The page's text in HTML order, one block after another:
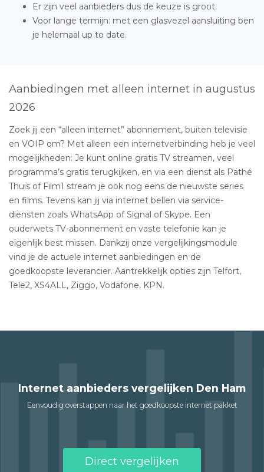
Er zijn veel aanbieders dus de keuze is groot.
Voor lange termijn: met een glasvezel aansluiting ben
je helemaal up to date.
Aanbiedingen met alleen internet in augustus
2026
Zoek jij een “alleen internet” abonnement, buiten televisie
en VOIP om? Met alleen een internetverbinding heb je veel
mogelijkheden: Je kunt online gratis TV streamen, veel
programma’s gratis terugkijken, en via een dienst als Pathé
Thuis of Film1 stream je ook nog eens de nieuwste series
en films. Tevens kan jij via internet bellen via service-
diensten zoals WhatsApp of Signal of Skype. Een
ouderwets TV-abonnement en vaste telefonie kan je
eigenlijk best missen. Dankzij onze vergelijkingsmodule
vind je de actuele internet aanbiedingen en de
goedkoopste leverancier. Aantrekkelijk opties zijn Telfort,
Tele2, XS4ALL, Ziggo, Vodafone, KPN.
Internet aanbieders vergelijken Den Ham
Eenvoudig overstappen naar het goedkoopste internet pakket
Direct vergelijken